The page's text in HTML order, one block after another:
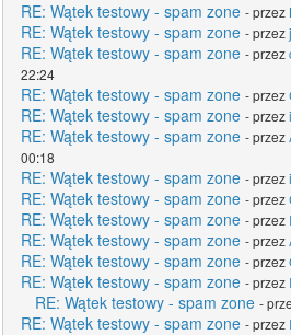
RE: Wątek testowy - spam zone - przez
RE: Wątek testowy - spam zone - przez
RE: Wątek testowy - spam zone - przez
22:24
RE: Wątek testowy - spam zone - przez
RE: Wątek testowy - spam zone - przez
RE: Wątek testowy - spam zone - przez
00:18
RE: Wątek testowy - spam zone - przez
RE: Wątek testowy - spam zone - przez
RE: Wątek testowy - spam zone - przez
RE: Wątek testowy - spam zone - przez
RE: Wątek testowy - spam zone - przez
RE: Wątek testowy - spam zone - przez
RE: Wątek testowy - spam zone -
RE: Wątek testowy - spam zone - przez